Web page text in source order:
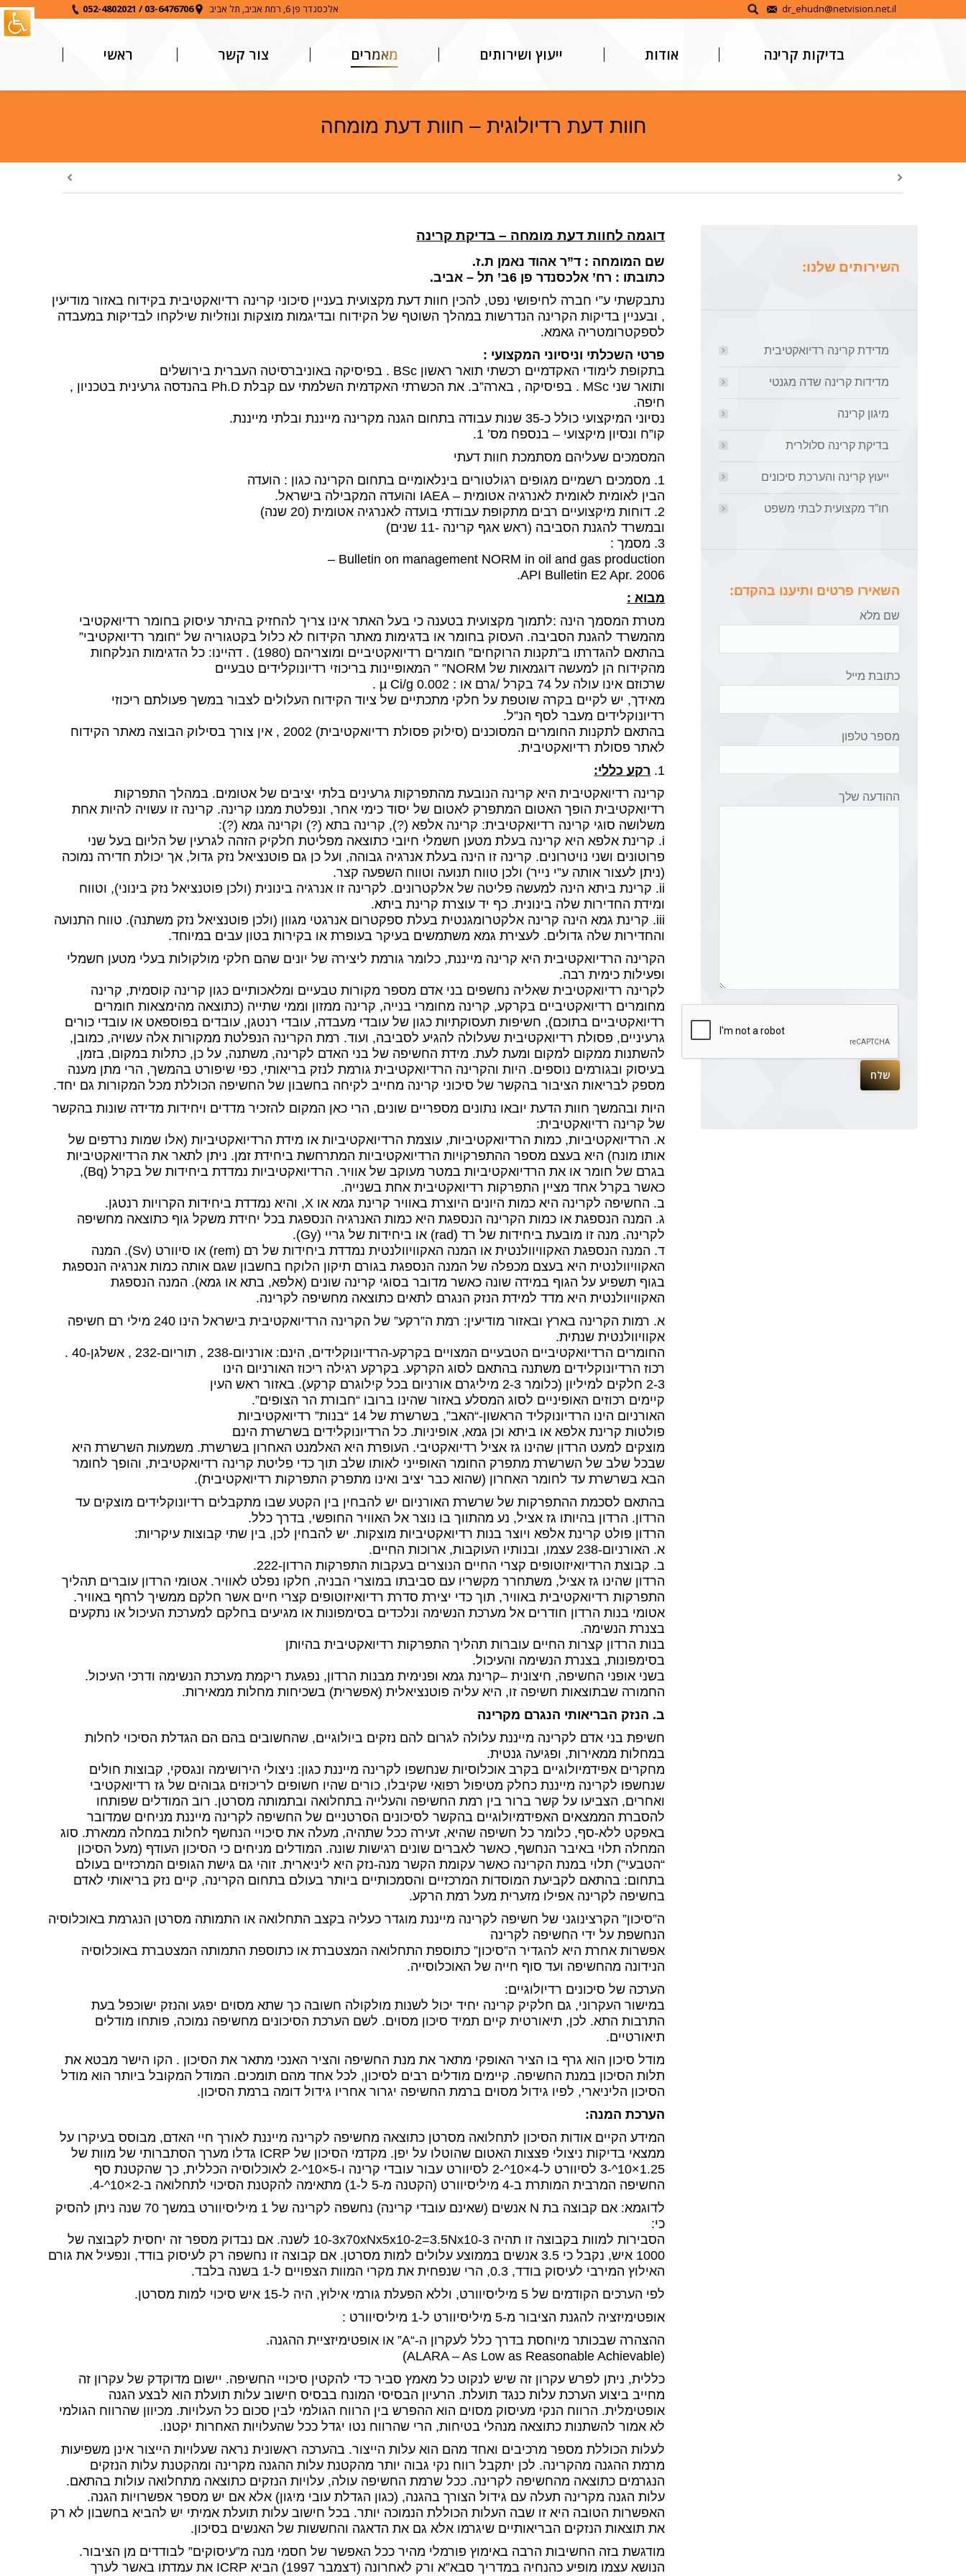
dr_ehudn@netvision.net.il אלכסנדר פן 6, רמת אביב, תל אביב 03-6476706
/
052-4802021
בדיקות קרינה אודות ייעוץ ושירותים מאמרים צור קשר ראשי
חוות דעת רדיולוגית – חוות דעת מומחה
דוגמה לחוות דעת מומחה – בדיקת קרינה
שם המומחה : ד”ר אהוד נאמן ת.ז.
כתובתו : רח’ אלכסנדר פן 6ב’ תל – אביב.
נתבקשתי ע”י חברה לחיפושי נפט, להכין חוות דעת מקצועית בעניין סיכוני קרינה רדיואקטיבית בקידוח באזור מודיעין
, ובעניין בדיקות הקרינה הנדרשות במהלך השוטף של הקידוח ובדיגמות מוצקות ונוזליות שילקחו לבדיקות במעבדה
לספקטרומטריה גאמא.
פרטי השכלתי וניסיוני המקצועי :
בתקופת לימודי האקדמיים רכשתי תואר ראשון BSc . בפיסיקה באוניברסיטה העברית בירושלים
ותואר שני MSc . בפיסיקה , בארה”ב. את הכשרתי האקדמית השלמתי עם קבלת Ph.D בהנדסה גרעינית בטכניון ,
חיפה.
נסיוני המיקצועי כולל כ-35 שנות עבודה בתחום הגנה מקרינה מייננת ובלתי מייננת.
קו”ח ונסיון מיקצועי – בנספח מס’ 1.
המסמכים שעליהם מסתמכת חוות דעתי
1. מסמכים רשמיים מגופים רגולטורים בינלאומיים בתחום הקרינה כגון : הועדה
הבין לאומית לאומית לאנרגיה אטומית – IAEA והועדה המקבילה בישראל.
2. דוחות מיקצועיים רבים מתקופת עבודתי בועדה לאנרגיה אטומית (20 שנה)
ובמשרד להגנת הסביבה (ראש אגף קרינה -11 שנים)
3. מסמך :
Bulletin on management NORM in oil and gas production –
API Bulletin E2 Apr. 2006.
מבוא :
מטרת המסמך הינה :לתמוך מקצועית בטענה כי בעל האתר אינו צריך להחזיק בהיתר עיסוק בחומר רדיואקטיבי
מהמשרד להגנת הסביבה. העסוק בחומר או בדגימות מאתר הקידוח לא כלול בקטגוריה של “חומר רדיואקטיבי”
בהתאם להגדרתו ב”תקנות הרוקחים” חומרים רדיואקטיביים ומוצריהם (1980) . דהיינו: כל הדגימות הנלקחות
מהקידוח הן למעשה דוגמאות של NORM” ” המאופיינות בריכוזי רדיונוקלידים טבעיים
שרכוזם אינו עולה על 74 בקרל /גרם או : µ Ci/g 0.002 .
מאידך, יש לקיים בקרה שוטפת על חלקי מתכתיים של ציוד הקידוח העלולים לצבור במשך פעולתם ריכוזי
רדיונוקלידים מעבר לסף הנ”ל.
בהתאם לתקנות החומרים המסוכנים (סילוק פסולת רדיואקטיבית) 2002 , אין צורך בסילוק הבוצה מאתר הקידוח
לאתר פסולת רדיואקטיבית.
1. רקע כללי:
קרינה רדיואקטיבית היא קרינה הנובעת מהתפרקות גרעינים בלתי יציבים של אטומים. במהלך התפרקות
רדיואקטיבית הופך האטום המתפרק לאטום של יסוד כימי אחר, ונפלטת ממנו קרינה. קרינה זו עשויה להיות אחת
משלושה סוגי קרינה רדיואקטיבית: קרינה אלפא (?), קרינה בתא (?) וקרינה גמא (?):
i. קרינת אלפא היא קרינה בעלת מטען חשמלי חיובי כתוצאה מפליטת חלקיק הזהה לגרעין של הליום בעל שני
פרוטונים ושני נויטרונים. קרינה זו הינה בעלת אנרגיה גבוהה, ועל כן גם פוטנציאל נזק גדול, אך יכולת חדירה נמוכה
(ניתן לעצור אותה ע”י נייר) ולכן טווח תנועה וטווח השפעה קצר.
ii. קרינת ביתא הינה למעשה פליטה של אלקטרונים. לקרינה זו אנרגיה בינונית (ולכן פוטנציאל נזק בינוני), וטווח
ומידת החדירות שלה בינונית. כף יד עוצרת קרינת ביתא.
iii. קרינת גמא הינה קרינה אלקטרומגנטית בעלת ספקטרום אנרגטי מגוון (ולכן פוטנציאל נזק משתנה). טווח התנועה
והחדירות שלה גדולים. לעצירת גמא משתמשים בעיקר בעופרת או בקירות בטון עבים במיוחד.
הקרינה הרדיואקטיבית היא קרינה מייננת, כלומר גורמת ליצירה של יונים שהם חלקי מולקולות בעלי מטען חשמלי
ופעילות כימית רבה.
לקרינה רדיואקטיבית שאליה נחשפים בני אדם מספר מקורות טבעיים ומלאכותיים כגון קרינה קוסמית, קרינה
מחומרים רדיואקטיביים בקרקע, קרינה מחומרי בנייה, קרינה ממזון וממי שתייה (כתוצאה מהימצאות חומרים
רדיואקטיביים בתוכם), חשיפות תעסוקתיות כגון של עובדי מעבדה, עובדי רנטגן, עובדים בפוספאט או עובדי כורים
גרעיניים, פסולת רדיואקטיבית שעלולה להגיע לסביבה, ועוד. רמת הקרינה הנפלטת ממקורות אלה עשויה, כמובן,
להשתנות ממקום למקום ומעת לעת. מידת החשיפה של בני האדם לקרינה, משתנה, על כן, כתלות במקום, בזמן,
בעיסוק ובגורמים נוספים. היות והקרינה הרדיואקטיבית גורמת לנזק בריאותי, כפי שיפורט בהמשך, הרי מתן מענה
מספק לבריאות הציבור בהקשר של סיכוני קרינה מחייב לקיחה בחשבון של החשיפה הכוללת מכל המקורות גם יחד.
היות ובהמשך חוות הדעת יובאו נתונים מספריים שונים, הרי כאן המקום להזכיר מדדים ויחידות מדידה שונות בהקשר
של קרינה רדיואקטיבית:
א. הרדיואקטיביות, כמות הרדיואקטיביות, עוצמת הרדיואקטיביות או מידת הרדיואקטיביות (אלו שמות נרדפים של
אותו מונח) היא בעצם מספר ההתפרקויות הרדיואקטיביות המתרחשת ביחידת זמן. ניתן לתאר את הרדיואקטיביות
בגרם של חומר או את הרדיואקטיביות במטר מעוקב של אוויר. הרדיואקטיביות נמדדת ביחידות של בקרל (Bq),
כאשר בקרל אחד מציין התפרקות רדיואקטיבית אחת בשנייה.
ב. החשיפה לקרינה היא כמות היונים היוצרת באוויר קרינת גמא או X, והיא נמדדת ביחידות הקרויות רנטגן.
ג. המנה הנספגת או כמות הקרינה הנספגת היא כמות האנרגיה הנספגת בכל יחידת משקל גוף כתוצאה מחשיפה
לקרינה. מנה זו מובעת ביחידות של רד (rad) או ביחידות של גריי (Gy).
ד. המנה הנספגת האקוויוולנטית או המנה האקוויוולנטית נמדדת ביחידות של רם (rem) או סיוורט (Sv). המנה
האקוויוולנטית היא בעצם מכפלה של המנה הנספגת בגורם תיקון הלוקח בחשבון שגם אותה כמות אנרגיה הנספגת
בגוף תשפיע על הגוף במידה שונה כאשר מדובר בסוגי קרינה שונים (אלפא, בתא או גמא). המנה הנספגת
האקוויוולנטית היא מדד למידת הנזק הנגרם לתאים כתוצאה מחשיפה לקרינה.
א. רמות הקרינה בארץ ובאזור מודיעין: רמת ה”רקע” של הקרינה הרדיואקטיבית בישראל הינו 240 מילי רם חשיפה
אקוויוולנטית שנתית.
החומרים הרדיואקטיביים הטבעיים המצויים בקרקע-הרדיונוקלידים, הינם: אורניום-238 , תוריום-232 , אשלגן-40 .
רכוז הרדיונוקלידים משתנה בהתאם לסוג הקרקע. בקרקע רגילה ריכוז האורניום הינו
2-3 חלקים למיליון (כלומר 2-3 מיליגרם אורניום בכל קילוגרם קרקע). באזור ראש העין
קיימים רכוזים האופיניים לסוג המסלע באזור שהינו ברובו “חבורת הר הצופים”.
האורניום הינו הרדיונוקליד הראשון-“האב”, בשרשרת של 14 “בנות” רדיואקטיביות
פולטות קרינת אלפא או ביתא וכן גמא, אופיניות. כל הרדיונוקלידים בשרשרת הינם
מוצקים למעט הרדון שהינו גז אציל רדיואקטיבי. העופרת היא האלמנט האחרון בשרשרת. משמעות השרשרת היא
שבכל שלב של השרשרת מתפרק החומר האופייני לאותו שלב תוך כדי פליטת קרינה רדיואקטיבית, והופך לחומר
הבא בשרשרת עד לחומר האחרון (שהוא כבר יציב ואינו מתפרק התפרקות רדיואקטיבית).
בהתאם לסכמת ההתפרקות של שרשרת האורניום יש להבחין בין הקטע שבו מתקבלים רדיונוקלידים מוצקים עד
הרדון. הרדון בהיותו גז אציל, נע מהתווך בו נוצר אל האוויר החופשי, בדרך כלל.
הרדון פולט קרינת אלפא ויוצר בנות רדיואקטיביות מוצקות. יש להבחין לכן, בין שתי קבוצות עיקריות:
א. האורניום-238 עצמו, ובנותיו העוקבות, ארוכות החיים.
ב. קבוצת הרדיואיזוטופים קצרי החיים הנוצרים בעקבות התפרקות הרדון-222.
הרדון שהינו גז אציל, משתחרר מקשריו עם סביבתו במוצרי הבניה, חלקו נפלט לאוויר. אטומי הרדון עוברים תהליך
התפרקות רדיואקטיבית באוויר, תוך כדי יצירת סדרת רדיואיזוטופים קצרי חיים אשר חלקם ממשיך לרחף באוויר.
אטומי בנות הרדון חודרים אל מערכת הנשימה ונלכדים בסימפונות או מגיעים בחלקם למערכת העיכול או נתקעים
בצנרת הנשימה.
בנות הרדון קצרות החיים עוברות תהליך התפרקות רדיואקטיבית בהיותן
בסימפונות, בצנרת הנשימה והעיכול.
בשני אופני החשיפה, חיצונית –קרינת גמא ופנימית מבנות הרדון, נפגעת ריקמת מערכת הנשימה ודרכי העיכול.
החמורה שבתוצאות חשיפה זו, היא עליה פוטנציאלית (אפשרית) בשכיחות מחלות ממאירות.
ב. הנזק הבריאותי הנגרם מקרינה
חשיפת בני אדם לקרינה מייננת עלולה לגרום להם נזקים ביולוגיים, שהחשובים בהם הם הגדלת הסיכוי לחלות
במחלות ממאירות, ופגיעה גנטית.
מחקרים אפידמיולוגיים בקרב אוכלוסיות שנחשפו לקרינה מייננת כגון: ניצולי הירושימה ונגסקי, קבוצות חולים
שנחשפו לקרינה מייננת כחלק מטיפול רפואי שקיבלו, כורים שהיו חשופים לריכוזים גבוהים של גז רדיואקטיבי
ואחרים, הצביעו על קשר ברור בין רמת החשיפה והעלייה בתחלואה ובתמותה מסרטן. רוב המודלים שפותחו
להסברת הממצאים האפידמיולוגיים בהקשר לסיכונים הסרטניים של החשיפה לקרינה מייננת מניחים שמדובר
באפקט ללא-סף, כלומר כל חשיפה שהיא, זעירה ככל שתהיה, מעלה את סיכויי הנחשף לחלות במחלה ממארת. סוג
המחלה תלוי באיבר הנחשף, כאשר לאברים שונים רגישות שונה. המודלים מניחים כי הסיכון העודף (מעל הסיכון
“הטבעי”) תלוי במנת הקרינה כאשר עקומת הקשר מנה-נזק היא ליניארית. זוהי גם גישת הגופים המרכזיים בעולם
בתחום: בהתאם לקביעת המוסדות המרכזיים והסמכותיים ביותר בעולם בתחום הקרינה, קיים נזק בריאותי לאדם
בחשיפה לקרינה אפילו מזערית מעל רמת הרקע.
ה”סיכון” הקרצינוגני של חשיפה לקרינה מייננת מוגדר כעליה בקצב התחלואה או התמותה מסרטן הנגרמת באוכלוסיה
הנחשפת על ידי החשיפה לקרינה
אפשרות אחרת היא להגדיר ה”סיכון” כתוספת התחלואה המצטברת או כתוספת התמותה המצטברת באוכלוסיה
הנידונה מהחשיפה ועד סוף חייה של האוכלוסייה.
הערכה של סיכונים רדיולוגיים:
במישור העקרוני, גם חלקיק קרינה יחיד יכול לשנות מולקולה חשובה כך שתא מסוים יפגע והנזק ישוכפל בעת
התרבות התא. לכן, תיאורטית קיים תמיד סיכון מסוים. לשם הערכת הסיכונים מחשיפה נמוכה, פותחו מודלים
תיאורטיים.
מודל סיכון הוא גרף בו הציר האופקי מתאר את מנת החשיפה והציר האנכי מתאר את הסיכון . הקו הישר מבטא את
תלות הסיכון במנת החשיפה. קיימים מודלים רבים לסיכון, לכל אחד מהם תומכים. המודל המקובל ביותר הוא מודל
הסיכון הליניארי, לפיו גידול מסוים ברמת החשיפה יגרור אחריו גידול דומה ברמת הסיכון.
הערכת המנה:
המידע הקיים אודות הסיכון לתחלואה מסרטן כתוצאה מחשיפה לקרינה מייננת לאורך חיי האדם, מבוסס בעיקרו על
ממצאי בדיקות ניצולי פצצות האטום שהוטלו על יפן. מקדמי הסיכון של ICRP גדלו מערך הסתברותי של מוות של
1.25×10^-3 לסיוורט ל-4×10^-2 לסיוורט עבור עובדי קרינה ו-5×10^-2 לאוכלוסיה הכללית, כך שהקטנת סף
החשיפה המרבית המותרת ב-4 מיליסיוורט (הקטנה מ-5 ל-1) מתאימה להקטנת הסיכוי לתחלואה ב-2×10^-4.
לדוגמא: אם קבוצה בת N אנשים (שאינם עובדי קרינה) נחשפה לקרינה של 1 מיליסיוורט במשך 70 שנה ניתן להסיק
כי:
הסבירות למוות בקבוצה זו תהיה 10-3x70xNx5x10-2=3.5Nx10-3 לשנה. אם נבדוק מספר זה יחסית לקבוצה של
1000 איש, נקבל כי 3.5 אנשים בממוצע עלולים למות מסרטן. אם קבוצה זו נחשפה רק לעיסוק בודד, ונפעיל את גורם
האילוץ המירבי לעיסוק בודד, 0.3, הרי שנפחית את מקרי המוות הצפויים ל-1 בשנה בלבד.
לפי הערכים הקודמים של 5 מיליסיוורט, וללא הפעלת גורמי אילוץ, היה ל-15 איש סיכוי למות מסרטן.
אופטימיזציה להגנת הציבור מ-5 מיליסיוורט ל-1 מיליסיוורט :
ההצהרה שבכותר מיוחסת בדרך כלל לעקרון ה-“A” או אופטימיזציית ההגנה.
(ALARA – As Low as Reasonable Achievable)
כללית, ניתן לפרש עקרון זה שיש לנקוט כל מאמץ סביר כדי להקטין סיכויי החשיפה. יישום מדוקדק של עקרון זה
מחייב ביצוע הערכת עלות כנגד תועלת. הרעיון הבסיסי המונח בבסיס חישוב עלות תועלת הוא לבצע הגנה
אופטימלית. הרווח הנקי מעיסוק מסוים הוא ההפרש בין הרווח הגולמי לבין סכום כל העלויות. מכיוון שהרווח הגולמי
לא אמור להשתנות כתוצאה מנהלי בטיחות, הרי שהרווח נטו יגדל ככל שהעלויות האחרות יקטנו.
לעלות הכוללת מספר מרכיבים ואחד מהם הוא עלות הייצור. בהערכה ראשונית נראה שעלויות הייצור אינן משפיעות
מרמת ההגנה מהקרינה. לכן יתקבל רווח נקי גבוה יותר מהקטנת עלות ההגנה מקרינה ומהקטנת עלות הנזקים
הנגרמים כתוצאה מהחשיפה לקרינה. ככל שרמת החשיפה עולה, עלויות הנזקים כתוצאה מתחלואה עולות בהתאם.
עלות הגנה מקרינה תעלה עם גידול הצורך בהגנה, (כגון הגדלת עובי מיגון) אלא אם יש מספר אפשרויות הגנה.
האפשרות הטובה היא זו שבה העלות הכוללת הנמוכה יותר. בכל חישוב עלות תועלת אמיתי יש להביא בחשבון לא רק
את תוצאות הנזקים הבריאותיים שיגרמו אלא גם את הדאגה והחששות של האנשים בסיכון.
מודגשת בזה החשיבות הרבה באימוץ פורמלי מהיר ככל האפשר של חסמי מנה מ”עיסוקים” לבודדים מן הציבור.
הנושא עצמו מופיע כהנחיה במדריך סבא”א ורק לאחרונה (דצמבר 1997) הביא ICRP את עמדתו באשר לערך
השירותים שלנו:
מדידת קרינה רדיואקטיבית
מדידות קרינה שדה מגנטי
מיגון קרינה
בדיקת קרינה סלולרית
ייעוץ קרינה והערכת סיכונים
חו”ד מקצועית לבתי משפט
השאירו פרטים ותיענו בהקדם:
שם מלא
כתובת מייל
מספר טלפון
ההודעה שלך